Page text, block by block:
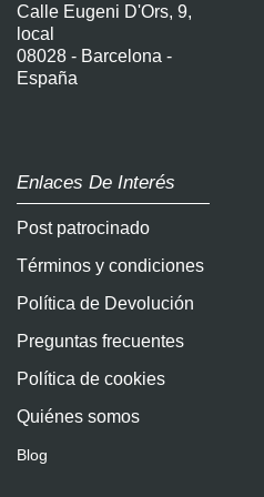
Calle Eugeni D'Ors, 9,
local
08028 - Barcelona -
España
Enlaces De Interés
Post patrocinado
Términos y condiciones
Política de Devolución
Preguntas frecuentes
Política de cookies
Quiénes somos
Blog